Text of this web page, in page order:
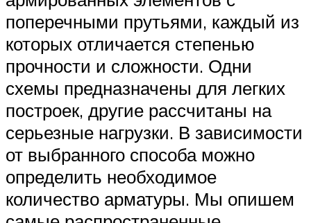
поперечными прутьями, каждый из
которых отличается степенью
прочности и сложности. Одни
схемы предназначены для легких
построек, другие рассчитаны на
серьезные нагрузки. В зависимости
от выбранного способа можно
определить необходимое
количество арматуры. Мы опишем